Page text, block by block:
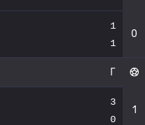
1
1
0
Г
3
0
1